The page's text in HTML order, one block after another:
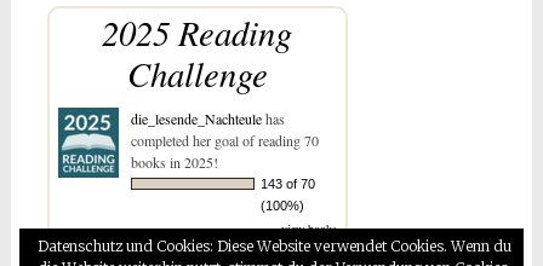
2025 Reading
Challenge
die_lesende_Nachteulehas
completed her goal of reading 70
books in 2025!
143 of 70
(100%)
view books
Datenschutz und Cookies: Diese Website verwendet Cookies. Wenn du